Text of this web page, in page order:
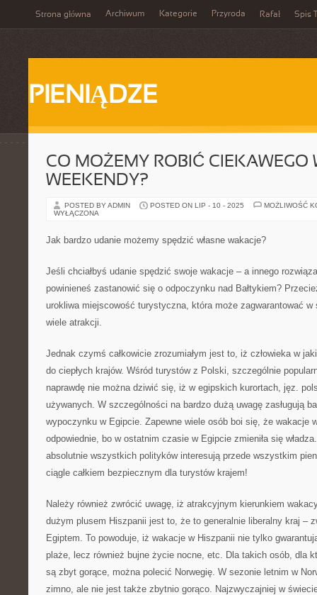
Strona główna Archiwum Kategorie Przyroda Rafał Spis
PIENIĄDZE
CO MOŻEMY ROBIĆ CIEKAWEGO
WEEKENDY?
POSTED BY ADMIN POSTED ON LIP - 10 - 2025
MOŻLIWOŚĆ
WYŁĄCZONA
Jak bardzo udanie możemy spędzić własne wakacje?
Jeśli chciałbyś udanie spędzić swoje wakacje – a innego
powinieneś zastanowić się o odpoczynku nad Bałtykiem?
urokliwa miejscowość turystyczna, która może zagwarantować
wiele atrakcji.
Jednak czymś całkowicie zrozumiałym jest to, iż człowieka w
do ciepłych krajów. Wśród turystów z Polski, szczególnie
naprawdę nie można dziwić się, iż w egipskich kurortach, jęz.
używanych. W szczególności na bardzo dużą uwagę zasługują
wypoczynku w Egipcie. Zapewne wiele osób boi się, że wakacje
odpowiednie, bo w ostatnim czasie w Egipcie zmieniła się
absolutnie wszystkich polityków interesują przede wszystkim
ciągle całkiem bezpiecznym dla turystów krajem!
Należy również zwrócić uwagę, iż atrakcyjnym kierunkiem
dużym plusem Hiszpanii jest to, że to generalnie liberalny kraj –
Egiptem. To powoduje, iż wakacje w Hiszpanii nie tylko
plaże, lecz również bujne życie nocne, etc. Dla takich osób, dla
są zbyt gorące, można polecić Norwegię. W sezonie letnim w
zimno, ale nie jest także zbytnio gorąco. Najzwyczajniej w